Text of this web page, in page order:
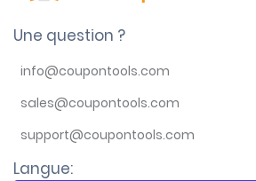
Une question ?
info@coupontools.com
sales@coupontools.com
support@coupontools.com
Langue: